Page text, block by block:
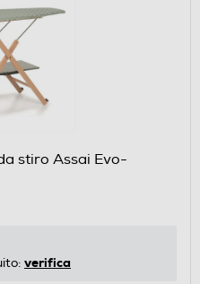
stiro Assai Evo-
verifica